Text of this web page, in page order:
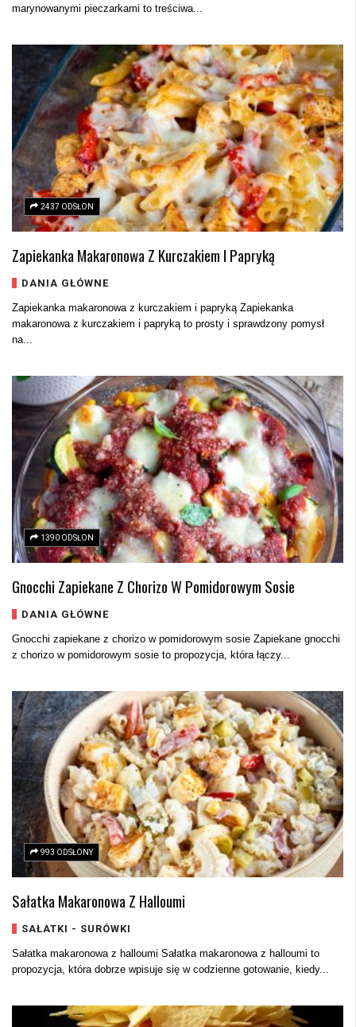
marynowanymi pieczarkami to treściwa...
2437 ODSŁON
Zapiekanka Makaronowa Z Kurczakiem I Papryką
DANIA GŁÓWNE
Zapiekanka makaronowa z kurczakiem i papryką Zapiekanka
makaronowa z kurczakiem i papryką to prosty i sprawdzony pomysł
na...
1390 ODSŁON
Gnocchi Zapiekane Z Chorizo W Pomidorowym Sosie
DANIA GŁÓWNE
Gnocchi zapiekane z chorizo w pomidorowym sosie Zapiekane gnocchi
z chorizo w pomidorowym sosie to propozycja, która łączy...
993 ODSŁONY
Sałatka Makaronowa Z Halloumi
SAŁATKI - SURÓWKI
Sałatka makaronowa z halloumi Sałatka makaronowa z halloumi to
propozycja, która dobrze wpisuje się w codzienne gotowanie, kiedy...